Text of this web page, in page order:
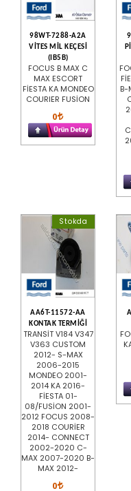
98WT-7288-A2A
VİTES MİL KEÇESİ
(IB5B)
FOCUS B MAX C
MAX ESCORT
FİESTA KA MONDEO
COURIER FUSİON
0
B-
Stokda
AA6T-11572-AA
KONTAK TERMİĞİ
TRANSİT V184 V347
V363 CUSTOM
2012- S-MAX
2006-2015
MONDEO 2001-
2014 KA 2016-
FİESTA 01-
08/FUSİON 2001-
2012 FOCUS 2008-
2018 COURİER
2014- CONNECT
2002-2020 C-
MAX 2007-2020 B-
MAX 2012-
0